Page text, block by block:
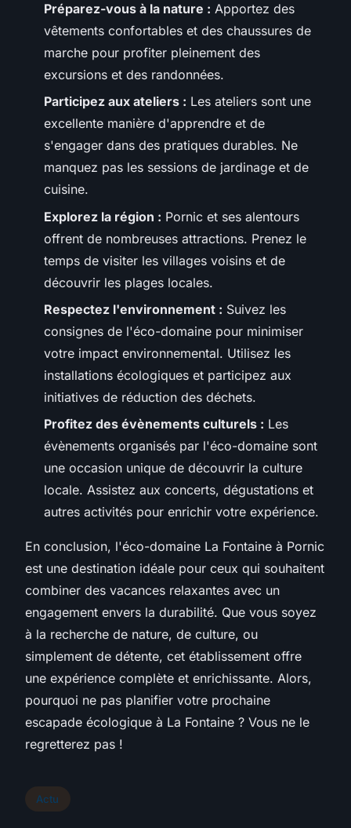
Préparez-vous à la nature : Apportez des
vêtements confortables et des chaussures de
marche pour profiter pleinement des
excursions et des randonnées.
Participez aux ateliers : Les ateliers sont une
excellente manière d'apprendre et de
s'engager dans des pratiques durables. Ne
manquez pas les sessions de jardinage et de
cuisine.
Explorez la région : Pornic et ses alentours
offrent de nombreuses attractions. Prenez le
temps de visiter les villages voisins et de
découvrir les plages locales.
Respectez l'environnement : Suivez les
consignes de l'éco-domaine pour minimiser
votre impact environnemental. Utilisez les
installations écologiques et participez aux
initiatives de réduction des déchets.
Profitez des évènements culturels : Les
évènements organisés par l'éco-domaine sont
une occasion unique de découvrir la culture
locale. Assistez aux concerts, dégustations et
autres activités pour enrichir votre expérience.
En conclusion, l'éco-domaine La Fontaine à Pornic
est une destination idéale pour ceux qui souhaitent
combiner des vacances relaxantes avec un
engagement envers la durabilité. Que vous soyez
à la recherche de nature, de culture, ou
simplement de détente, cet établissement offre
une expérience complète et enrichissante. Alors,
pourquoi ne pas planifier votre prochaine
escapade écologique à La Fontaine ? Vous ne le
regretterez pas !
Actu